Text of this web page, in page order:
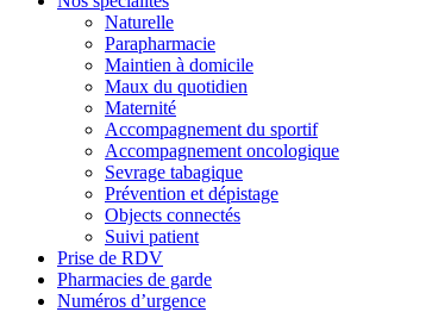
Naturelle
Parapharmacie
Maintien à domicile
Maux du quotidien
Maternité
Accompagnement du sportif
Accompagnement oncologique
Sevrage tabagique
Prévention et dépistage
Objects connectés
Suivi patient
Prise de RDV
Pharmacies de garde
Numéros d’urgence